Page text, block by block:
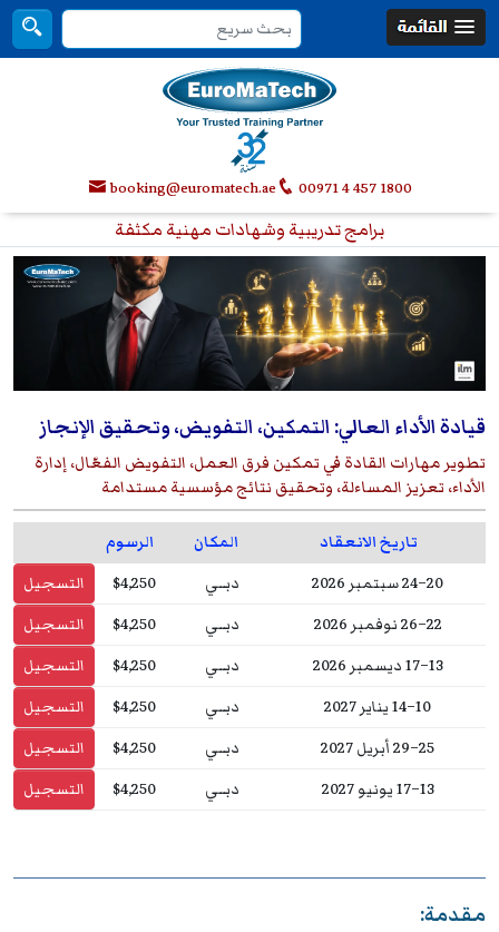
00971 4 457 1800
booking@euromatech.ae
برامج تدريبية وشهادات مهنية مكثفة
قيادة الأداء العالي: التمكين، التفويض، وتحقيق الإنجاز
تطوير مهارات القادة في تمكين فرق العمل، التفويض الفعّال، إدارة
الأداء، تعزيز المساءلة، وتحقيق نتائج مؤسسية مستدامة
تاريخ الانعقاد المكان
الرسوم
20–24 سبتمبر 2026
دبــي $4,250
التسجيل
22–26 نوفمبر 2026
دبــي $4,250
التسجيل
13–17 ديسمبر 2026
دبــي $4,250
التسجيل
10–14 يناير 2027
دبــي $4,250
التسجيل
25–29 أبريل 2027
دبــي $4,250
التسجيل
13–17 يونيو 2027
دبــي $4,250 التسجيل
مقدمة: